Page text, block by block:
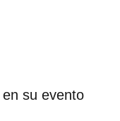
su evento